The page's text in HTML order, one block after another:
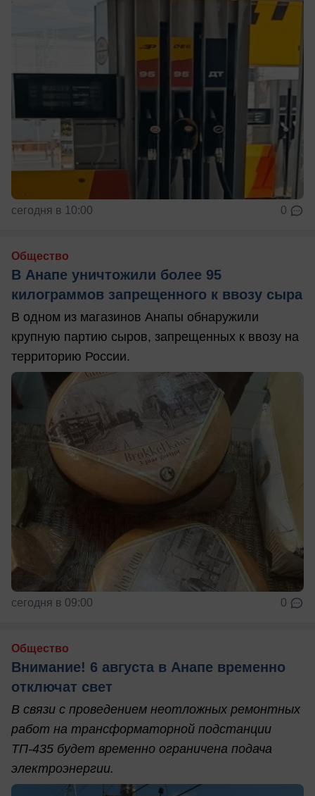
сегодня в 10:00 0
Общество
В Анапе уничтожили более 95
килограммов запрещенного к ввозу сыра
В одном из магазинов Анапы обнаружили
крупную партию сыров, запрещенных к ввозу на
территорию России.
сегодня в 09:00 0
Общество
Внимание! 6 августа в Анапе временно
отключат свет
В связи с проведением неотложных ремонтных
работ на трансформаторной подстанции
ТП-435 будет временно ограничена подача
электроэнергии.